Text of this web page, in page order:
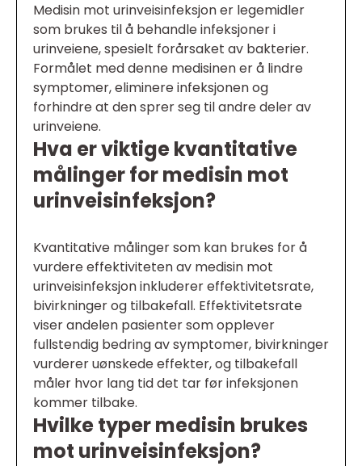
Medisin mot urinveisinfeksjon er legemidler
som brukes til å behandle infeksjoner i
urinveiene, spesielt forårsaket av bakterier.
Formålet med denne medisinen er å lindre
symptomer, eliminere infeksjonen og
forhindre at den sprer seg til andre deler av
urinveiene.
Hva er viktige kvantitative
målinger for medisin mot
urinveisinfeksjon?
Kvantitative målinger som kan brukes for å
vurdere effektiviteten av medisin mot
urinveisinfeksjon inkluderer effektivitetsrate,
bivirkninger og tilbakefall. Effektivitetsrate
viser andelen pasienter som opplever
fullstendig bedring av symptomer, bivirkninger
vurderer uønskede effekter, og tilbakefall
måler hvor lang tid det tar før infeksjonen
kommer tilbake.
Hvilke typer medisin brukes
mot urinveisinfeksjon?